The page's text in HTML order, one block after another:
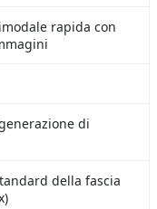
rapida con
di
della fascia